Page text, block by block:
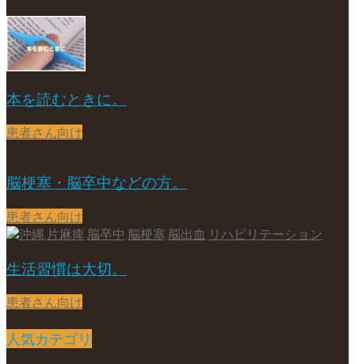
本を読むときに。
患者さん向け
脳梗塞・脳卒中などの方。
患者さん向け
生活習慣は大切。
患者さん向け
人気カテゴリ